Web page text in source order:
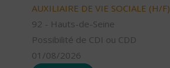
AUXILIAIRE DE VIE SOCIALE (H/F)
92 - Hauts-de-Seine
Possibilité de CDI ou CDD
01/08/2026